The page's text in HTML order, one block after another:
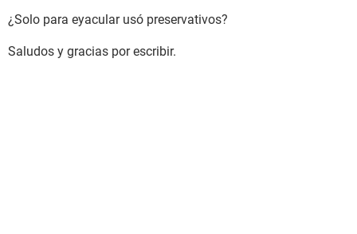
¿Solo para eyacular usó preservativos?
Saludos y gracias por escribir.